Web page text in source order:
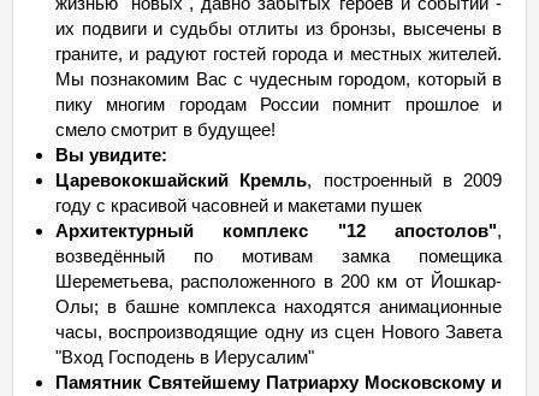
их подвиги и судьбы отлиты из бронзы, высечены в
граните, и радуют гостей города и местных жителей.
Мы познакомим Вас с чудесным городом, который в
пику многим городам России помнит прошлое и
смело смотрит в будущее!
Вы увидите:
Царевококшайский Кремль, построенный в 2009
году с красивой часовней и макетами пушек
Архитектурный комплекс "12 апостолов",
возведённый по мотивам замка помещика
Шереметьева, расположенного в 200 км от Йошкар-
Олы; в башне комплекса находятся анимационные
часы, воспроизводящие одну из сцен Нового Завета
"Вход Господень в Иерусалим"
Памятник Святейшему Патриарху Московскому и